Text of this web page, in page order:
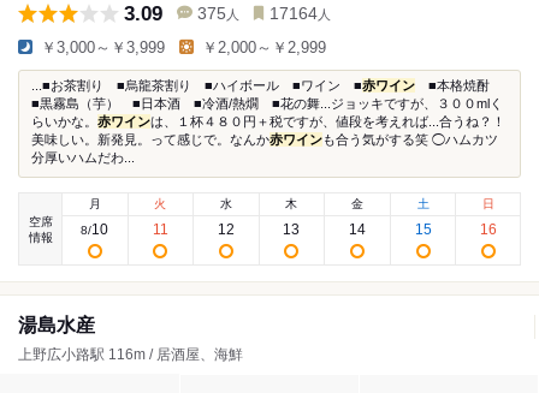
3.09 375 人 17164 人
￥3,000～￥3,999 ￥2,000～￥2,999
...■お茶割り ■烏龍茶割り ■ハイボール ■ワイン ■赤ワイン ■本格焼酎
■黒霧島（芋） ■日本酒 ■冷酒/熱燗 ■花の舞...ジョッキですが、３００mlく
らいかな。 赤ワインは、１杯４８０円＋税ですが、値段を考えれば...合うね？！
美味しい。新発見。って感じで。なんか赤ワインも合う気がする笑 ◯ハムカツ
分厚いハムだわ...
空席
情報
月
8/10
火
11
水
12
木
13
金
14
土
15
日
16
湯島水産
上野広小路駅 116m / 居酒屋、海鮮